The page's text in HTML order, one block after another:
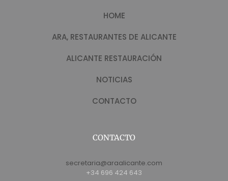
HOME
ARA, RESTAURANTES DE ALICANTE
ALICANTE RESTAURACIÓN
NOTICIAS
CONTACTO
CONTACTO
secretaria@araalicante.com
+34 696 424 643